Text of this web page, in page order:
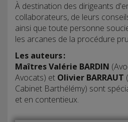
À destination des dirigeants
collaborateurs, de leurs
ainsi que toute personne
les arcanes de la procédure
Les auteurs :
Maîtres Valérie BARDIN
Avocats) et Olivier BARRAUT
Cabinet Barthélémy) sont
et en contentieux.